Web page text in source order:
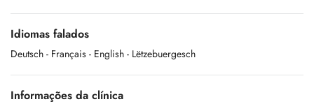
Idiomas falados
Deutsch - Français - English - Lëtzebuergesch
Informações da clínica